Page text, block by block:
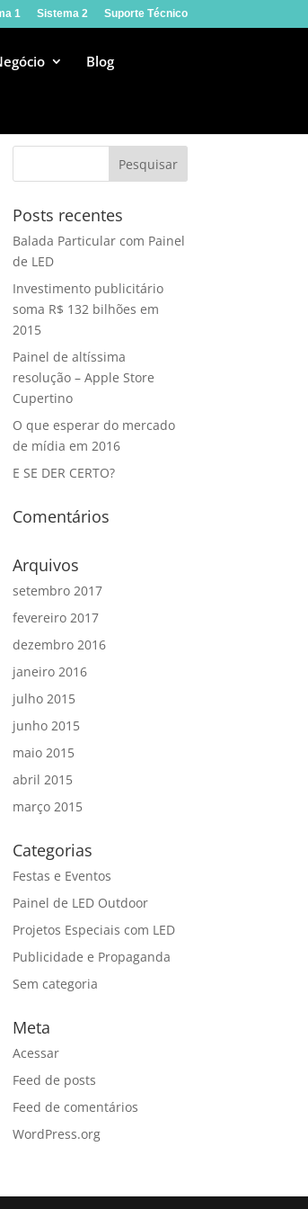
1 Sistema 2 Suporte Técnico
Blog
Posts recentes
Balada Particular com Painel
de LED
Investimento publicitário
soma R$ 132 bilhões em
2015
Painel de altíssima
resolução – Apple Store
Cupertino
O que esperar do mercado
de mídia em 2016
E SE DER CERTO?
Comentários
Arquivos
setembro 2017
fevereiro 2017
dezembro 2016
janeiro 2016
julho 2015
junho 2015
maio 2015
abril 2015
março 2015
Categorias
Festas e Eventos
Painel de LED Outdoor
Projetos Especiais com LED
Publicidade e Propaganda
Sem categoria
Meta
Acessar
Feed de posts
Feed de comentários
WordPress.org